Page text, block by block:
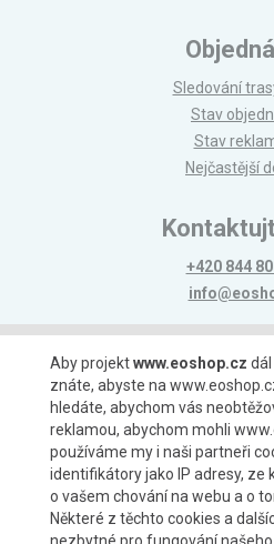
Sledování
Stav
Stav
Nejčastější
+420 844
Možnosti
Možnosti
Aby projektwww.eoshop.cz
znáte, abyste na
hledáte, abychom vás
reklamou, abychom mohli
používáme my i naši partneři
identifikátory jako IP adresy, ze
o vašem chování na webu a o
Některé z těchto cookies a